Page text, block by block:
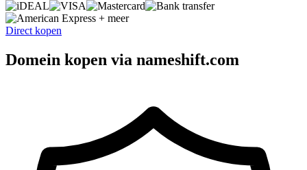
+ meer
Direct kopen
Domein kopen via nameshift.com